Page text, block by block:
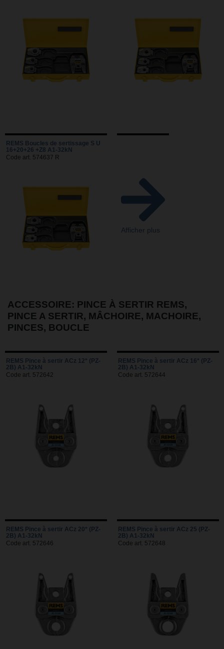
REMS Boucles de sertissage S U
16+20+26 +Z8 A1-32kN
Code art. 574637 R
Afficher plus
ACCESSOIRE: PINCE À SERTIR REMS,
PINCE A SERTIR, MÂCHOIRE, MACHOIRE,
PINCES, BOUCLE
REMS Pince à sertir ACz 12* (PZ-
2B) A1-32kN
Code art. 572642
REMS Pince à sertir ACz 16* (PZ-
2B) A1-32kN
Code art. 572644
REMS Pince à sertir ACz 20* (PZ-
2B) A1-32kN
Code art. 572646
REMS Pince à sertir ACz 25 (PZ-
2B) A1-32kN
Code art. 572648